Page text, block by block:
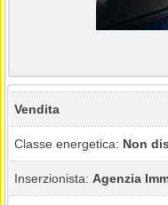
Vendita
Classe energetica: Non
Inserzionista: Agenzia